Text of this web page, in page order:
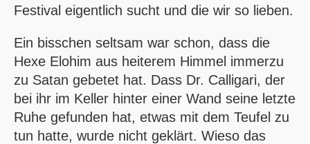
Festival eigentlich sucht und die wir so lieben.
Ein bisschen seltsam war schon, dass die
Hexe Elohim aus heiterem Himmel immerzu
zu Satan gebetet hat. Dass Dr. Calligari, der
bei ihr im Keller hinter einer Wand seine letzte
Ruhe gefunden hat, etwas mit dem Teufel zu
tun hatte, wurde nicht geklärt. Wieso das